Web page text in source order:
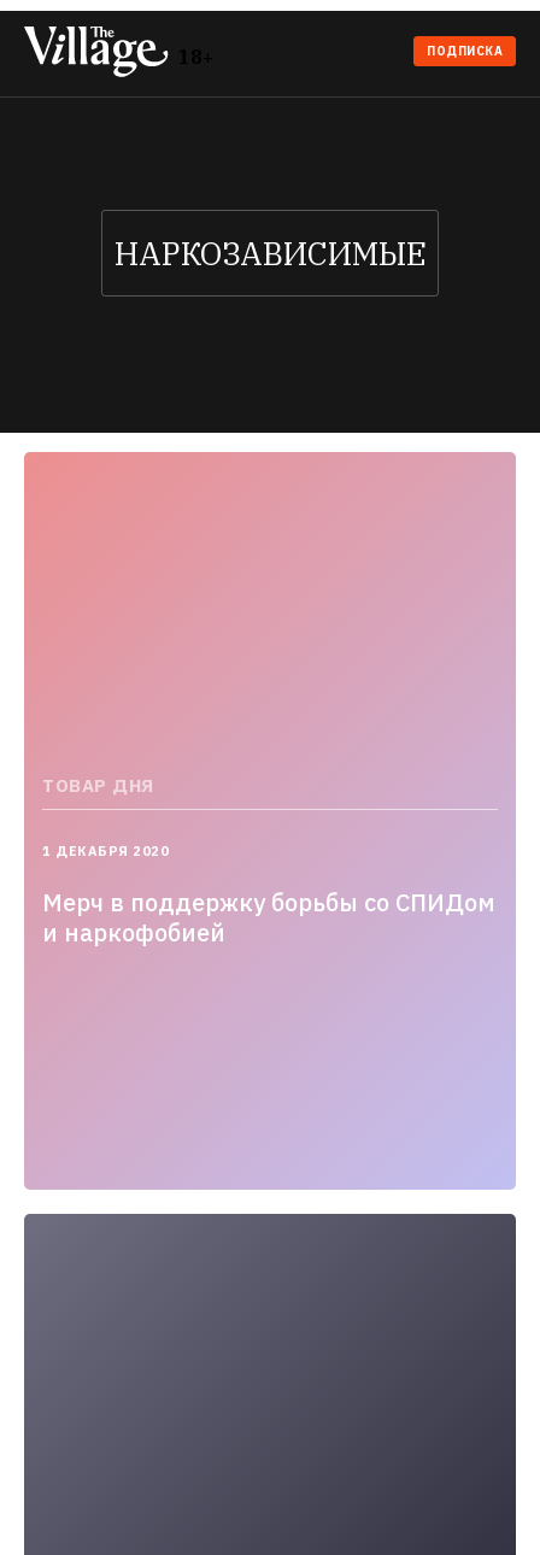
ПОДПИСКА
ТОВАР ДНЯ
2020-
01T17:11:29.000+03:00
1 ДЕКАБРЯ 2020
Мерч в поддержку борьбы со СПИДом
и наркофобией